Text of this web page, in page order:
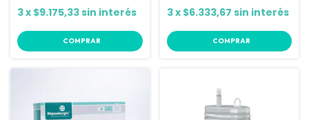
3x $9.175,33sin interés
COMPRAR
3x $6.333,67 sin interés
COMPRAR